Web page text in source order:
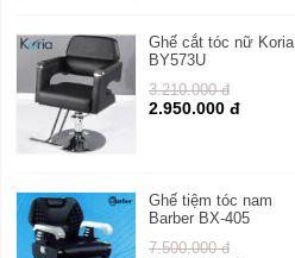
Ghế cắt tóc nữ Koria
BY573U
3.210.000 đ
2.950.000 đ
Ghế tiệm tóc nam
Barber BX-405
7.500.000 đ